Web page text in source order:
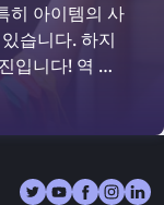
히 아이템의 사
습니다. 하지
입니다! 역 이